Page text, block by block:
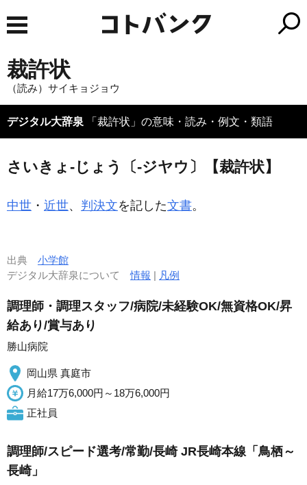
裁許状
（読み）サイキョジョウ
デジタル大辞泉 「裁許状」の意味・読み・例文・類語
さいきょ‐じょう〔‐ジヤウ〕【裁許状】
中世 ・ 近世、 判決文を記した文書。
出典 小学館
デジタル大辞泉について情報 | 凡例
調理師・調理スタッフ/病院/未経験OK/無資格OK/昇
給あり/賞与あり
勝山病院
岡山県 真庭市
月給17万6,000円～18万6,000円
正社員
調理師/スピード選考/常勤/長崎 JR長崎本線「鳥栖～
長崎」